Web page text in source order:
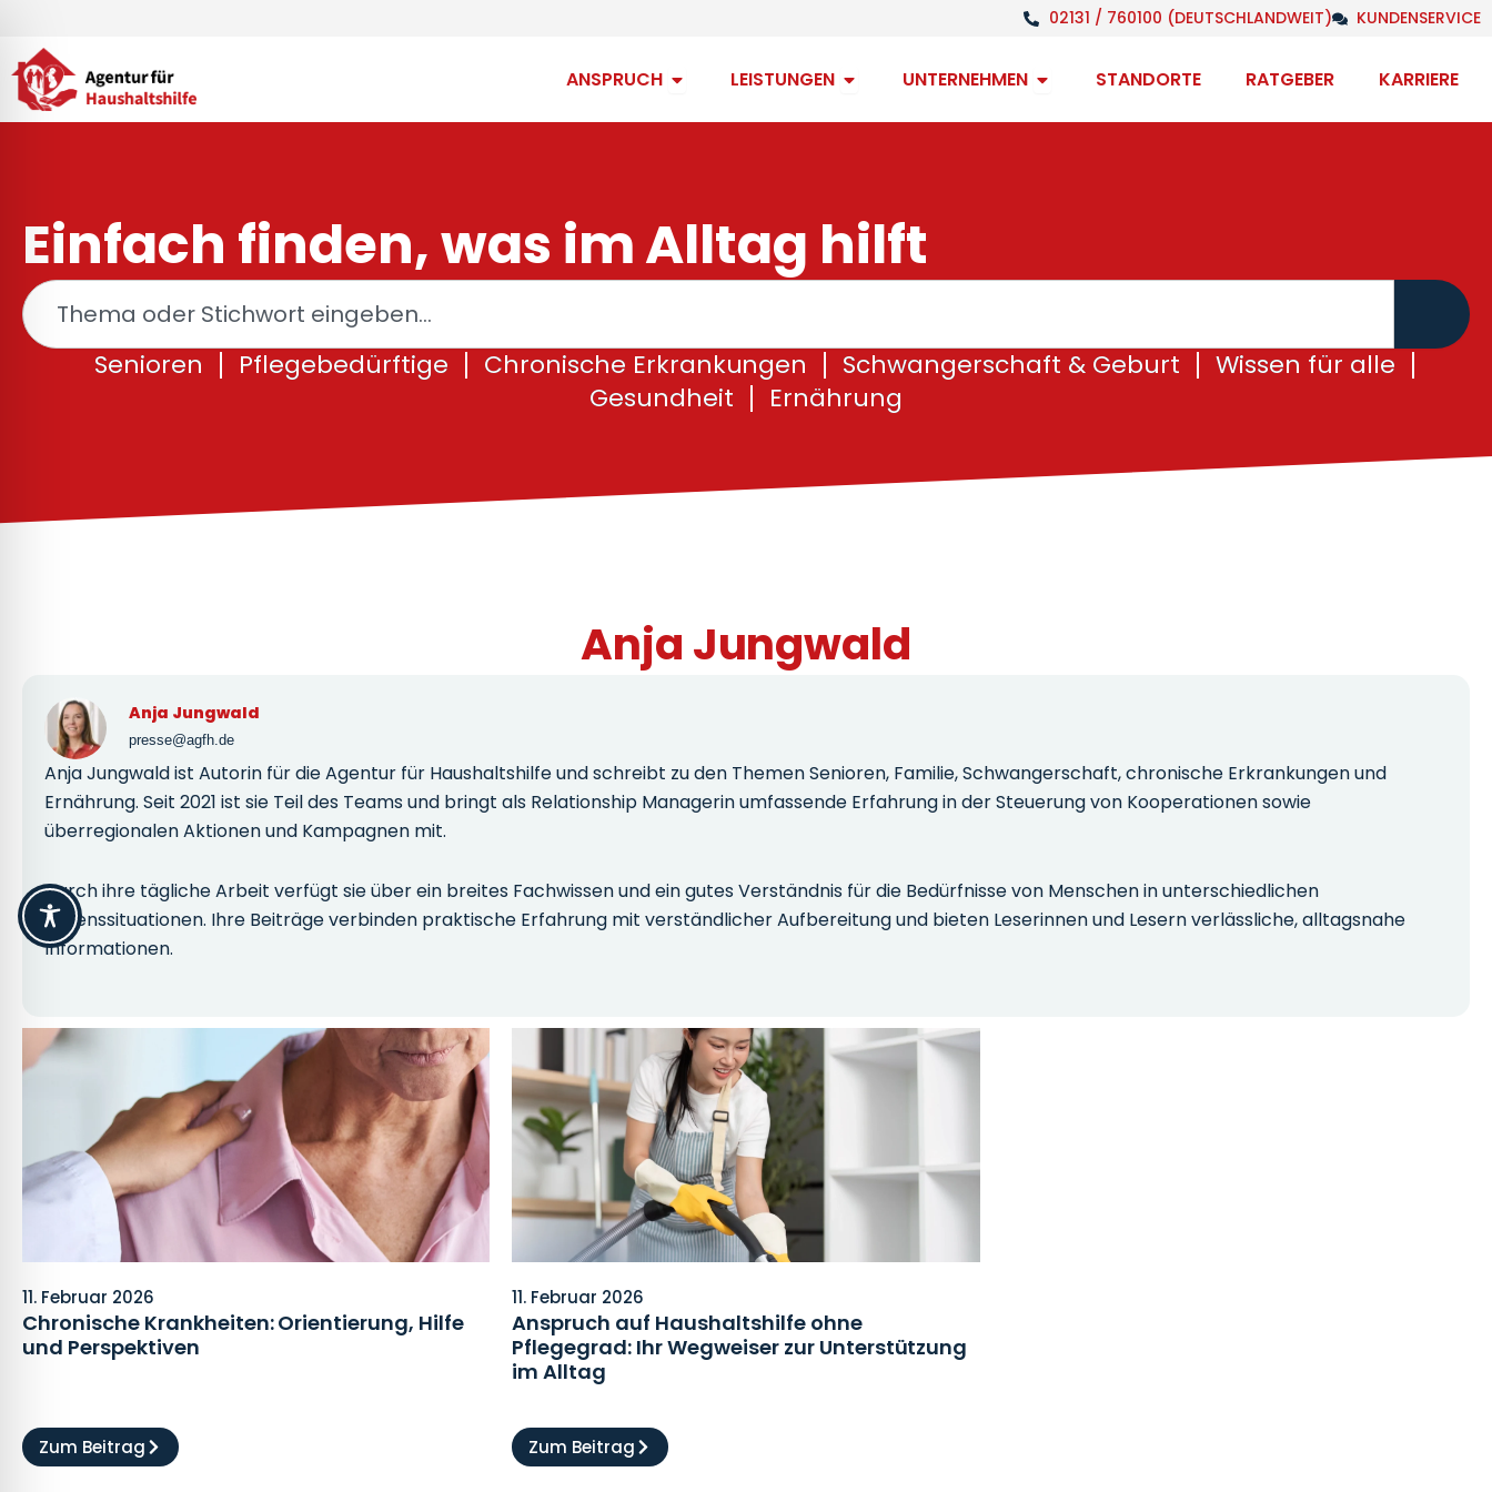
Inhalt
springen
02131 / 760100 (DEUTSCHLANDWEIT) KUNDENSERVICE
ANSPRUCH Open Anspruch
LEISTUNGEN Open Leistungen
UNTERNEHMEN Open Unternehmen
STANDORTE RATGEBER KARRIERE
Einfach finden, was im Alltag hilft
Suche
Senioren Pflegebedürftige Chronische Erkrankungen Schwangerschaft & Geburt
Wissen für alle
Gesundheit
Ernährung
Anja Jungwald
Anja Jungwald
presse@agfh.de
Anja Jungwald ist Autorin für die Agentur für Haushaltshilfe und schreibt zu den Themen Senioren, Familie, Schwangerschaft, chronische Erkrankungen und
Ernährung. Seit 2021 ist sie Teil des Teams und bringt als Relationship Managerin umfassende Erfahrung in der Steuerung von Kooperationen sowie
überregionalen Aktionen und Kampagnen mit.
Durch ihre tägliche Arbeit verfügt sie über ein breites Fachwissen und ein gutes Verständnis für die Bedürfnisse von Menschen in unterschiedlichen
Lebenssituationen. Ihre Beiträge verbinden praktische Erfahrung mit verständlicher Aufbereitung und bieten Leserinnen und Lesern verlässliche, alltagsnahe
Informationen.
11. Februar 2026
Chronische Krankheiten: Orientierung, Hilfe
und Perspektiven
Zum Beitrag
11. Februar 2026
Anspruch auf Haushaltshilfe ohne
Pflegegrad: Ihr Wegweiser zur Unterstützung
im Alltag
Zum Beitrag